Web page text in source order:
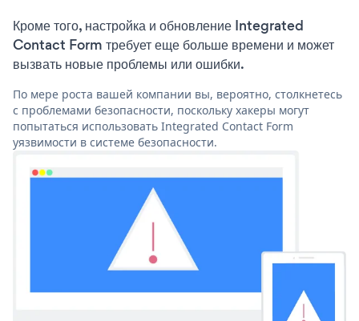
Кроме того, настройка и обновление Integrated
Contact Form требует еще больше времени и может
вызвать новые проблемы или ошибки.
По мере роста вашей компании вы, вероятно, столкнетесь
с проблемами безопасности, поскольку хакеры могут
попытаться использовать Integrated Contact Form
уязвимости в системе безопасности.